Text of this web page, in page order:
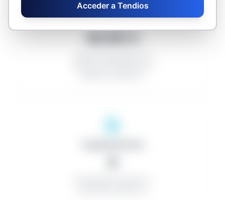
Promedios
Acceder a Tendios